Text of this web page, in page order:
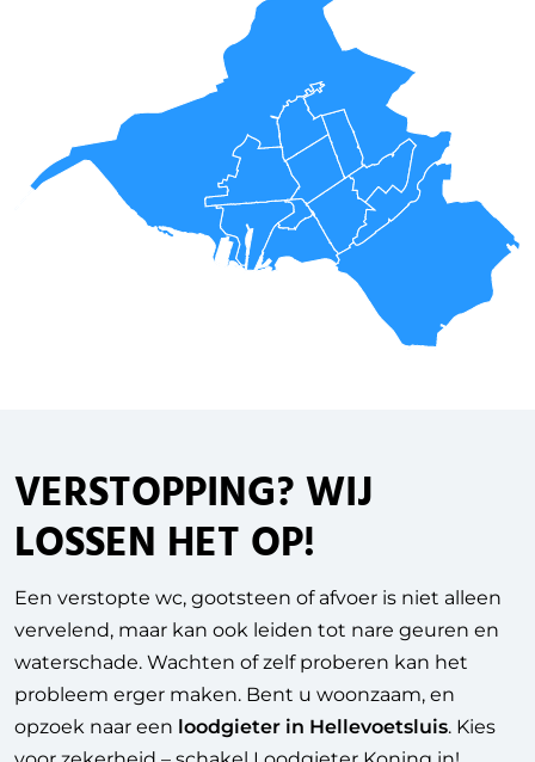
VERSTOPPING? WIJ
LOSSEN HET OP!
Een verstopte wc, gootsteen of afvoer is niet alleen
vervelend, maar kan ook leiden tot nare geuren en
waterschade. Wachten of zelf proberen kan het
probleem erger maken. Bent u woonzaam, en
opzoek naar een loodgieter in Hellevoetsluis. Kies